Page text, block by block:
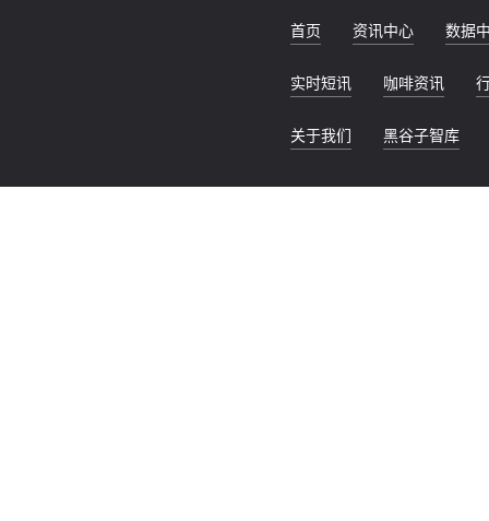
首页 资讯中心 数据
实时短讯 咖啡资讯
关于我们 黑谷子智库